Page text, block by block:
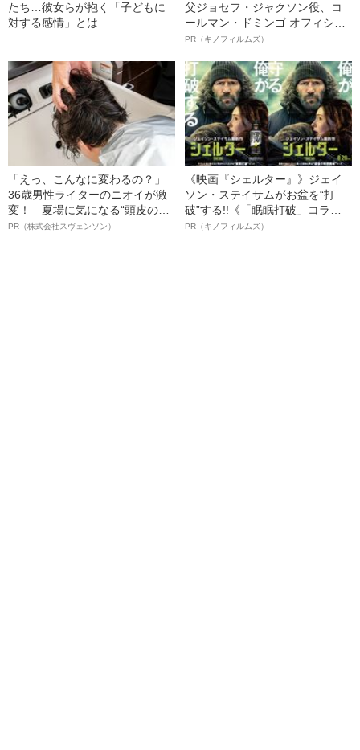
たち…彼女らが抱く「子どもに
対する感情」とは
父ジョセフ・ジャクソン役、コ
ールマン・ドミンゴ オフィシャ
ルインタビュー“観客を魅了した
語る”《日本興収70億円突破》
PR（キノフィルムズ）
「えっ、こんなに変わるの？」
36歳男性ライターのニオイが激
変！ 夏場に気になる“頭皮のニ
オイ”や“ベタつき”を解消す
PR（株式会社スヴェンソン）
《映画『シェルター』》ジェイ
ソン・ステイサムがお盆を“打
破”する!!《「眠眠打破」コラ
ボ》
PR（キノフィルムズ）